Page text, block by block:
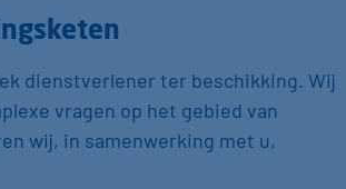
dienstverlener ter beschikking. Wij
vragen op het gebied van
wij, in samenwerking met u,